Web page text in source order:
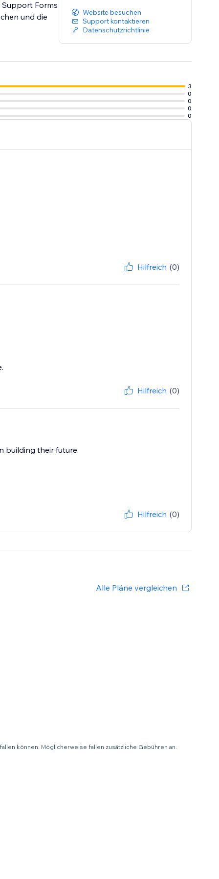
Support Forms
und die
Website besuchen
Support kontaktieren
Datenschutzrichtlinie
3
0
0
0
0
Hilfreich (0)
Hilfreich (0)
building their future
Hilfreich (0)
Alle Pläne vergleichen
können. Möglicherweise fallen zusätzliche Gebühren an.